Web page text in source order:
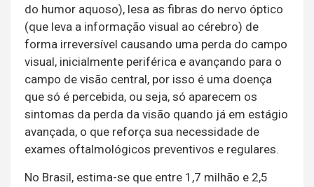
do humor aquoso), lesa as fibras do nervo óptico
(que leva a informação visual ao cérebro) de
forma irreversível causando uma perda do campo
visual, inicialmente periférica e avançando para o
campo de visão central, por isso é uma doença
que só é percebida, ou seja, só aparecem os
sintomas da perda da visão quando já em estágio
avançada, o que reforça sua necessidade de
exames oftalmológicos preventivos e regulares.
No Brasil, estima-se que entre 1,7 milhão e 2,5